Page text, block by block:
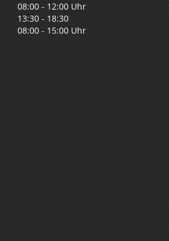
08:00 - 12:00 Uhr
13:30 - 18:30
08:00 - 15:00 Uhr